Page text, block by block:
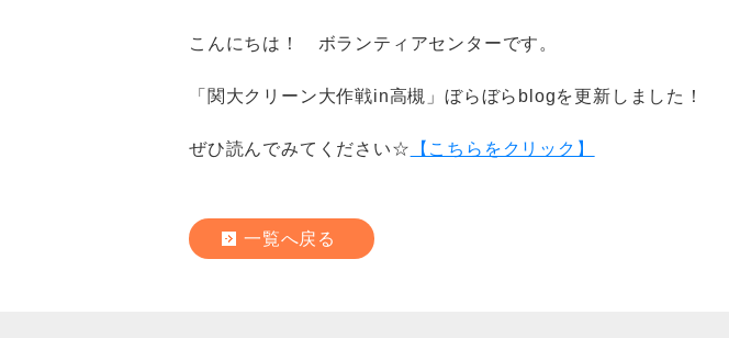
こんにちは！ ボランティアセンターです。
「関大クリーン大作戦in高槻」ぼらぼら blogを更新しました！
ぜひ読んでみてください☆ 【こちらをクリック】
一覧へ戻る